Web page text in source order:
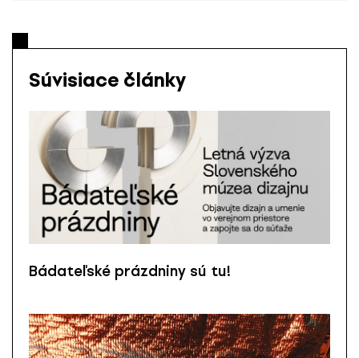
Súvisiace články
Bádateľské prázdniny sú tu!